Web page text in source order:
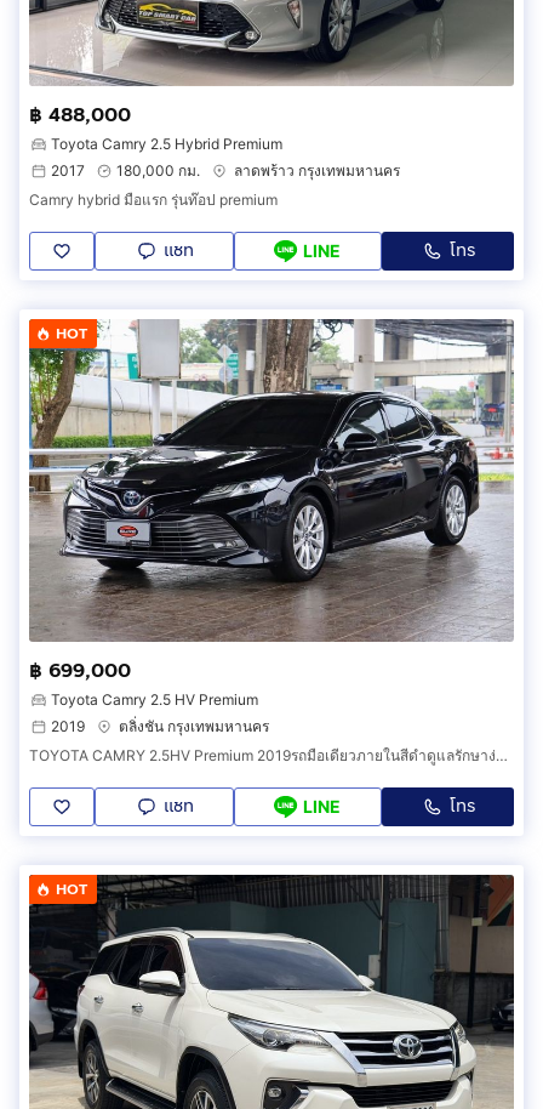
฿ 488,000
Toyota Camry 2.5 Hybrid Premium
2017
180,000 กม.
ลาดพร้าว กรุงเทพมหานคร
Camry hybrid มือแรก รุ่นท๊อป premium
แชท LINE โทร
HOT
฿ 699,000
Toyota Camry 2.5 HV Premium
2019
ตลิ่งชัน กรุงเทพมหานคร
TOYOTA CAMRY 2.5HV Premium 2019รถมือเดียวภายในสีดำดูแลรักษาง่ายมาก
แชท LINE โทร
HOT